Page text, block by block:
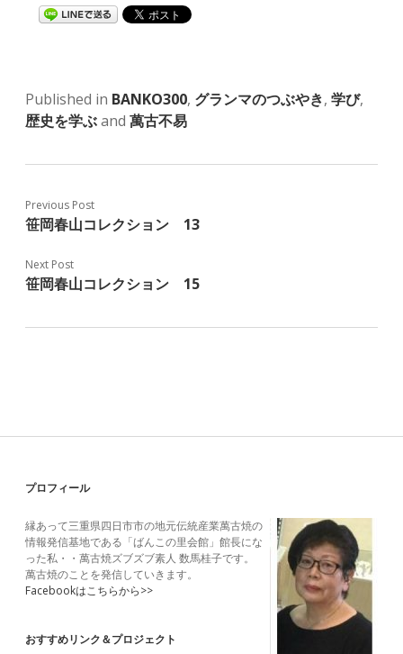
Published in BANKO300, グランマのつぶやき, 学び,
歴史を学ぶand 萬古不易
Previous Post
笹岡春山コレクション 13
Next Post
笹岡春山コレクション 15
Sidebar
プロフィール
縁あって三重県四日市市の地元伝統産業萬古焼の
情報発信基地である「ばんこの里会館」館長にな
った私・・萬古焼ズブズブ素人 数馬桂子です。
萬古焼のことを発信していきます。
Facebookはこちらから>>
おすすめリンク＆プロジェクト